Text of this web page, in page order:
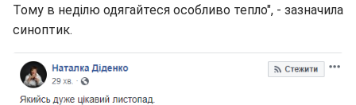
Тому в неділю одягайтеся особливо тепло", - зазначила
синоптик.